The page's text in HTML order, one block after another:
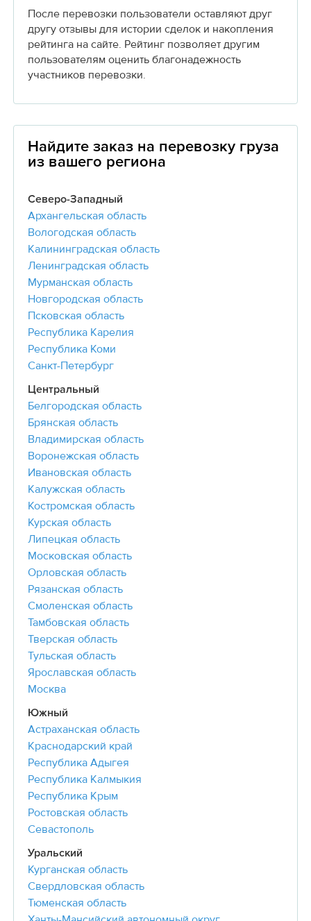
После перевозки пользователи оставляют друг
другу отзывы для истории сделок и накопления
рейтинга на сайте. Рейтинг позволяет другим
пользователям оценить благонадежность
участников перевозки.
Найдите заказ на перевозку груза
из вашего региона
Северо-Западный
Архангельская область
Вологодская область
Калининградская область
Ленинградская область
Мурманская область
Новгородская область
Псковская область
Республика Карелия
Республика Коми
Санкт-Петербург
Центральный
Белгородская область
Брянская область
Владимирская область
Воронежская область
Ивановская область
Калужская область
Костромская область
Курская область
Липецкая область
Московская область
Орловская область
Рязанская область
Смоленская область
Тамбовская область
Тверская область
Тульская область
Ярославская область
Москва
Южный
Астраханская область
Краснодарский край
Республика Адыгея
Республика Калмыкия
Республика Крым
Ростовская область
Севастополь
Уральский
Курганская область
Свердловская область
Тюменская область